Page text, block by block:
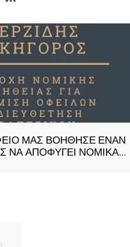
ΜΑΣ ΒΟΗΘΗΣΕ ΕΝΑΝ
ΝΑ ΑΠΟΦΥΓΕΙ ΝΟΜΙΚΑ